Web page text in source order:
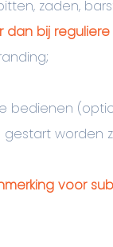
zaden,
dan bij
bedienen
worden
voor